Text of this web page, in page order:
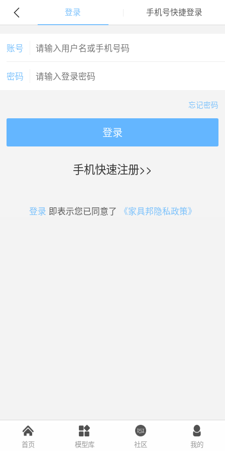
登录 手机号快捷登录
账号
密码
忘记密码
登录
手机快速注册>>
登录 即表示您已同意了 《家具邦隐私政策》
首页 模型库 社区 我的